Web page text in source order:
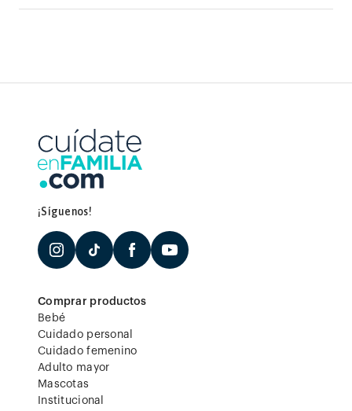
¡Síguenos!
Comprar productos
Bebé
Cuidado personal
Cuidado femenino
Adulto mayor
Mascotas
Institucional